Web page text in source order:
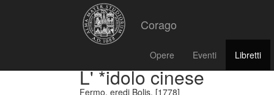
Corago
Opere Eventi Libretti
L' *idolo cinese
Fermo, eredi Bolis, [1778]